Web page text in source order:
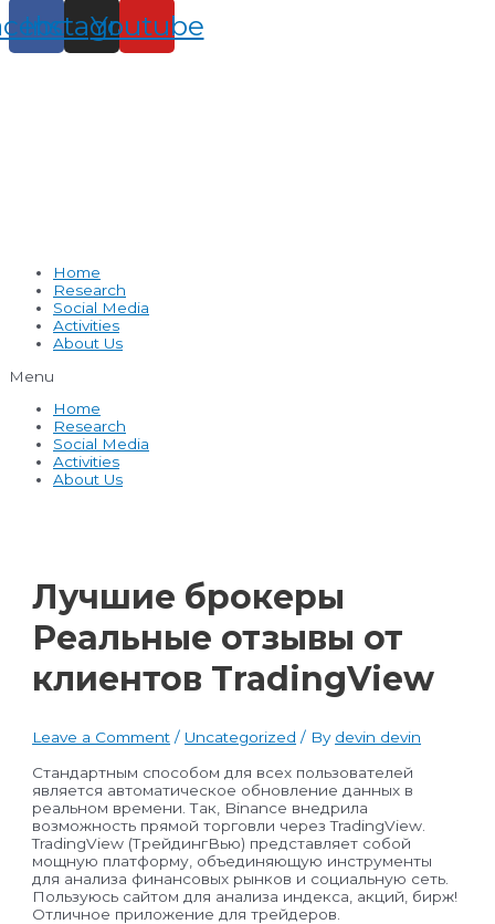
Instagram
Youtube
Home
Research
Social Media
Activities
About Us
Menu
Home
Research
Social Media
Activities
About Us
Лучшие брокеры
Реальные отзывы от
клиентов TradingView
Leave a Comment / Uncategorized / By devin devin
Стандартным способом для всех пользователей
является автоматическое обновление данных в
реальном времени. Так, Binance внедрила
возможность прямой торговли через TradingView.
TradingView (ТрейдингВью) представляет собой
мощную платформу, объединяющую инструменты
для анализа финансовых рынков и социальную сеть.
Пользуюсь сайтом для анализа индекса, акций, бирж!
Отличное приложение для трейдеров.